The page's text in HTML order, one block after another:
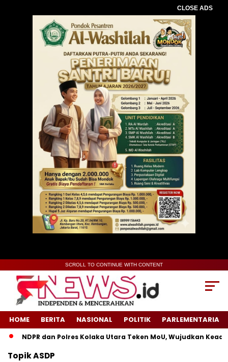
CLOSE ADS
SCROLL TO CONTINUE WITH CONTENT
HOME BERITA NASIONAL POLITIK PARLEMENTARIA
NDPR dan Polres Kolaka Utara Teken MoU, Wujudkan
TopikASDP